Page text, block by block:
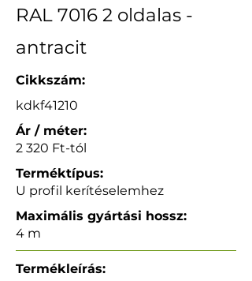
RAL 7016 2 oldalas -
antracit
Cikkszám:
kdkf41210
Ár / méter:
2 320 Ft-tól
Terméktípus:
U profil kerítéselemhez
Maximális gyártási hossz:
4 m
Termékleírás: